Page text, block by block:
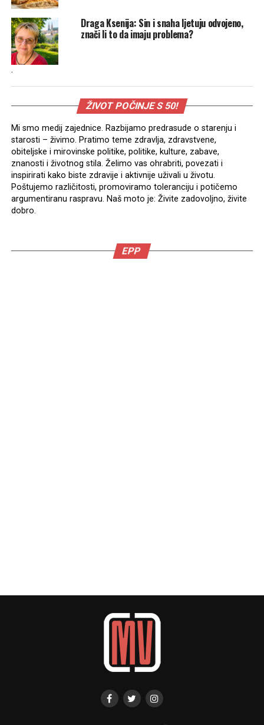
Draga Ksenija: Sin i snaha ljetuju odvojeno,
znači li to da imaju problema?
.
ŽIVOT POČINJE S 50!
Mi smo medij zajednice. Razbijamo predrasude o starenju i
starosti – živimo. Pratimo teme zdravlja, zdravstvene,
obiteljske i mirovinske politike, politike, kulture, zabave,
znanosti i životnog stila. Želimo vas ohrabriti, povezati i
inspirirati kako biste zdravije i aktivnije uživali u životu.
Poštujemo različitosti, promoviramo toleranciju i potičemo
argumentiranu raspravu. Naš moto je: Živite zadovoljno, živite
dobro.
EPP